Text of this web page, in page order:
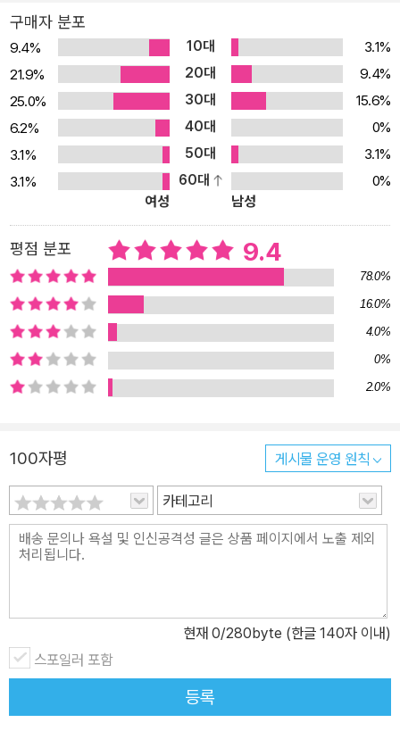
생각의 전환이다. 생각의 전환은 뇌의 다양한 영역이 담당하고 있다.
뇌를 움직이게 하는 건 생각이 아니라 행동이다. 본문에서 알려주는
행동법을 자세히 들여다보고, 몸소 실천해보자. 그러면 우리의 인생
이 어제보다 조금 더 앞을 향해 나아갈지 누가 알겠는가. ● 비즈니스,
인간관계, 학업 성취도를 좌우하려면 나만의 마인드 컨트롤을 만들어
야 한다 생각이 많으면 일의 능률이 떨어질뿐더러 불안감도 높아져
인간관계에 악영향을 끼치게 된다. 내가 원하는 방향으로 내 삶을 끌
어 가려면 마인드 컨트롤을 갖추고 있는 게 좋다. 예를 들어 일하는 도
중 생각이 많아지고 집중력이 떨어질 때면 ‘나는 왜 이럴까’라고 생각
하기보다 ‘커피숍 효과’를 누릴 수 있는 장소를 찾아 나서거나 집 안에
비슷한 장소를 만들면 된다. 이것저것 시도해도 잘 되지 않는다면 롤
모델을 정하고 그 사람이 일하는 방식, 공부하는 방식을 그대로 따라
하며 도움을 받을 수 있다. 인간관계에 악영향을 끼치는 ‘넘겨짚는’ 마
음이 샘솟는다면 있는 그대로의 상황을 분석하면서 별거 아니라고 뇌
에 신호를 보내야 한다. 이외에 마인드 컨트롤의 원리와 나만의 방법
을 찾아보고 싶다면 지금 당장 책을 펼치기 바란다. ● 진흙 속에서 진
취 경험이 적기 때문에 어떤 일에서든지 무기력할 수 있다. 이들에게
가장 적합한 처방은 생활에서 조금씩 실천할 수 있는 아주 사소한 것
들이다. 세계적인 연구기관에서 실험하고 밝혀낸 결과를 토대로 루틴
처럼 할 수 있는 생활습관을 길러보자. 10분 명상, 호흡하기, 스트레
칭부터 나아가 SNS를 중단한다거나 미소를 지어보는 등 아주 의외
지고 절로 고개가 끄덕여질 것이다.
구매자 분포
9.4% 10대
3.1%
21.9%
20대
9.4%
25.0%
30대
15.6%
6.2%
40대
0%
3.1%
50대
3.1%
3.1%
60대
0%
여성
남성
평점 분포 9.4
78.0%
16.0%
4.0%
0%
2.0%
100자평 게시물 운영 원칙
카테고리
현재 0/280byte (한글 140자 이내)
스포일러 포함
등록